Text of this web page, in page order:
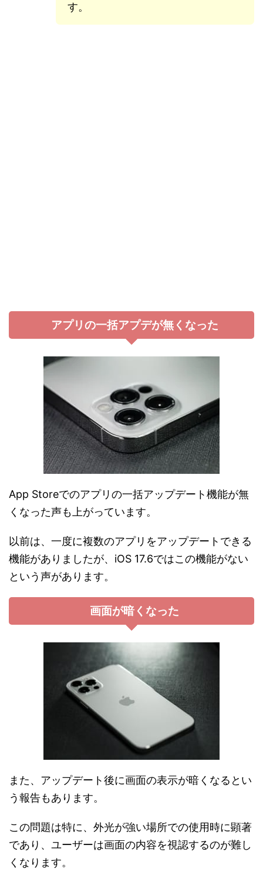
す。
アプリの一括アプデが無くなった
App Storeでのアプリの一括アップデート機能が無
くなった声も上がっています。
以前は、一度に複数のアプリをアップデートできる
機能がありましたが、iOS 17.6ではこの機能がない
という声があります。
画面が暗くなった
また、アップデート後に画面の表示が暗くなるとい
う報告もあります。
この問題は特に、外光が強い場所での使用時に顕著
であり、ユーザーは画面の内容を視認するのが難し
くなります。